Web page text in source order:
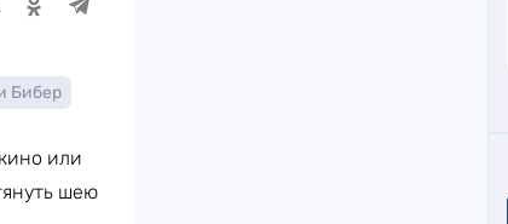
Бибер
или
шею